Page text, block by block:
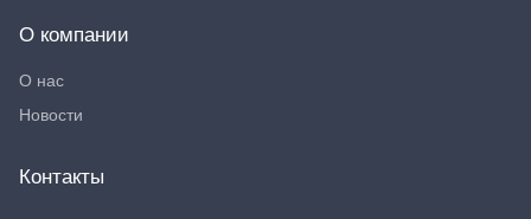
О компании
О нас
Новости
Контакты